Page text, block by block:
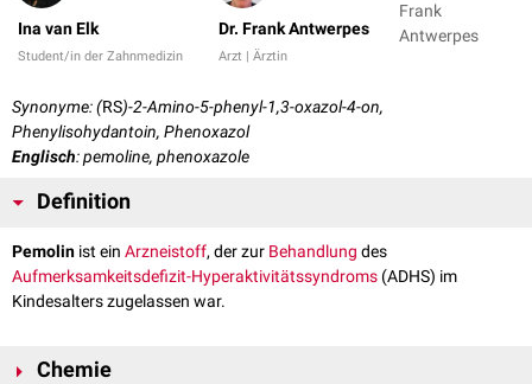
Ina van Elk
Student/in der Zahnmedizin
Dr. Frank Antwerpes
Arzt | Ärztin
Frank
Antwerpes
Synonyme: (RS)-2-Amino-5-phenyl-1,3-oxazol-4-on,
Phenylisohydantoin, Phenoxazol
Englisch: pemoline, phenoxazole
Definition
Pemolin ist ein Arzneistoff, der zur Behandlung des
Aufmerksamkeitsdefizit-Hyperaktivitätssyndroms (ADHS) im
Kindesalters zugelassen war.
Chemie